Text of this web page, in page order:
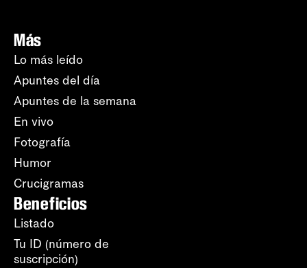
Más
Lo más leído
Apuntes del día
Apuntes de la semana
En vivo
Fotografía
Humor
Crucigramas
Beneficios
Listado
Tu ID (número de
suscripción)